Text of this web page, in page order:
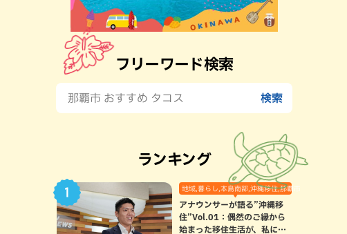
フリーワード検索
ランキング
地域,暮らし,本島南部,沖縄移住,那覇市
アナウンサーが語る”沖縄移
住”Vol.01：偶然のご縁から
始まった移住生活が、私にと